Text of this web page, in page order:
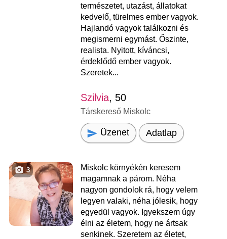
természetet, utazást, állatokat
kedvelő, türelmes ember vagyok.
Hajlandó vagyok találkozni és
megismerni egymást. Őszinte,
realista. Nyitott, kíváncsi,
érdeklődő ember vagyok.
Szeretek...
Szilvia, 50
Társkereső Miskolc
Üzenet Adatlap
3
Miskolc környékén keresem
magamnak a párom. Néha
nagyon gondolok rá, hogy velem
legyen valaki, néha jólesik, hogy
egyedül vagyok. Igyekszem úgy
élni az életem, hogy ne ártsak
senkinek. Szeretem az életet,